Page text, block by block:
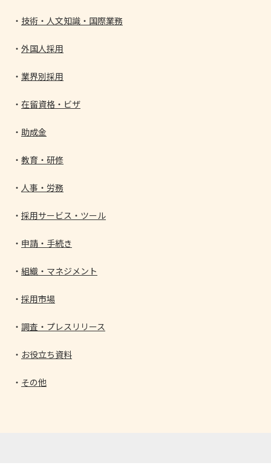
技術・人文知識・国際業務
外国人採用
業界別採用
在留資格・ビザ
助成金
教育・研修
人事・労務
採用サービス・ツール
申請・手続き
組織・マネジメント
採用市場
調査・プレスリリース
お役立ち資料
その他